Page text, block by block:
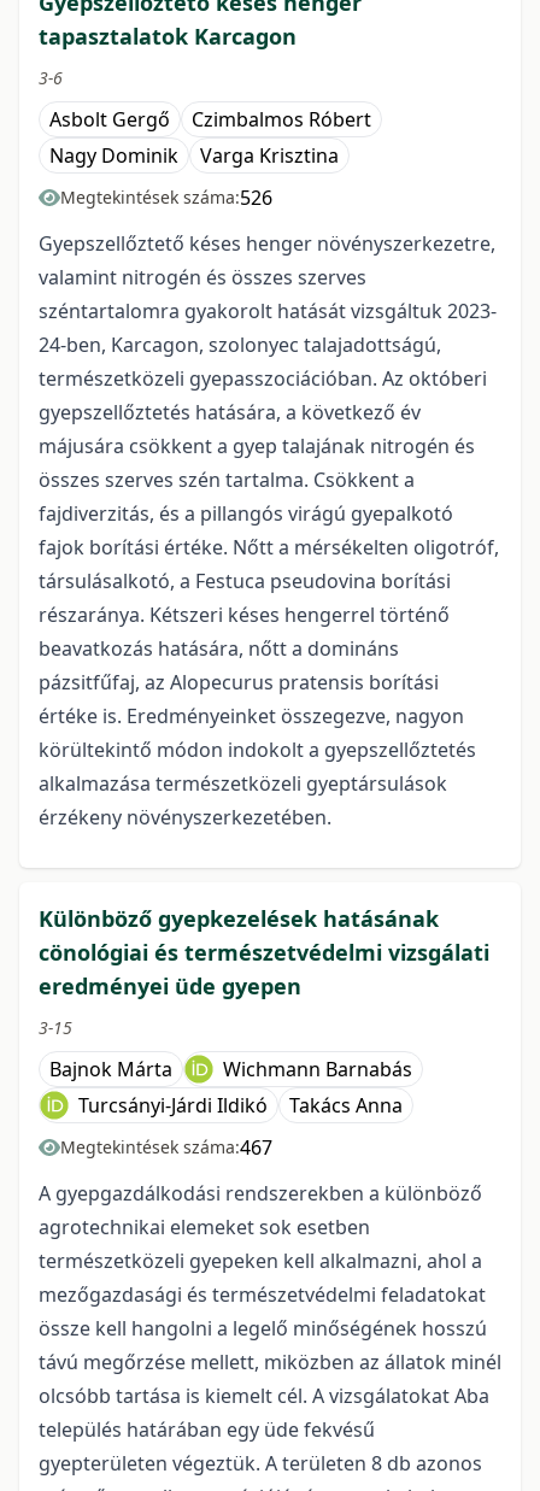
tapasztalatok Karcagon
3-6
Asbolt Gergő
Czimbalmos Róbert
Nagy Dominik
Varga Krisztina
Megtekintések száma:526
Gyepszellőztető késes henger növényszerkezetre,
valamint nitrogén és összes szerves
széntartalomra gyakorolt hatását vizsgáltuk 2023-
24-ben, Karcagon, szolonyec talajadottságú,
természetközeli gyepasszociációban. Az októberi
gyepszellőztetés hatására, a következő év
májusára csökkent a gyep talajának nitrogén és
összes szerves szén tartalma. Csökkent a
fajdiverzitás, és a pillangós virágú gyepalkotó
fajok borítási értéke. Nőtt a mérsékelten oligotróf,
társulásalkotó, a Festuca pseudovina borítási
részaránya. Kétszeri késes hengerrel történő
beavatkozás hatására, nőtt a domináns
pázsitfűfaj, az Alopecurus pratensis borítási
értéke is. Eredményeinket összegezve, nagyon
körültekintő módon indokolt a gyepszellőztetés
alkalmazása természetközeli gyeptársulások
érzékeny növényszerkezetében.
Különböző gyepkezelések hatásának
cönológiai és természetvédelmi vizsgálati
eredményei üde gyepen
3-15
Bajnok Márta
Wichmann Barnabás
Turcsányi-Járdi Ildikó
Takács Anna
Megtekintések száma:467
A gyepgazdálkodási rendszerekben a különböző
agrotechnikai elemeket sok esetben
természetközeli gyepeken kell alkalmazni, ahol a
mezőgazdasági és természetvédelmi feladatokat
össze kell hangolni a legelő minőségének hosszú
távú megőrzése mellett, miközben az állatok minél
olcsóbb tartása is kiemelt cél. A vizsgálatokat Aba
település határában egy üde fekvésű
gyepterületen végeztük. A területen 8 db azonos